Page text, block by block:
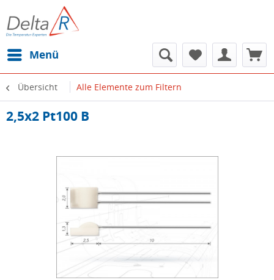
Menü
Übersicht Alle Elemente zum Filtern
2,5x2 Pt100 B